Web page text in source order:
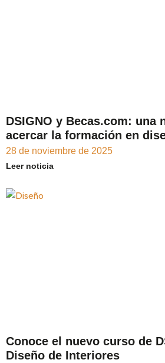
DSIGNO y Becas.com: una
acercar la formación en
28 de noviembre de 2025
Leer noticia
Conoce el nuevo curso de
Diseño de Interiores